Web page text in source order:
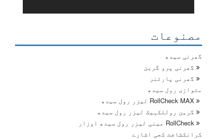
مصنوعات
گھرنی سیدھ
گھرنی پرو گرین
گھرنی پارٹنر
متوازی رول سیدھ
گرین روللکہیک لیزر رول سیدھ
کرانکشافٹ کجی اشارے